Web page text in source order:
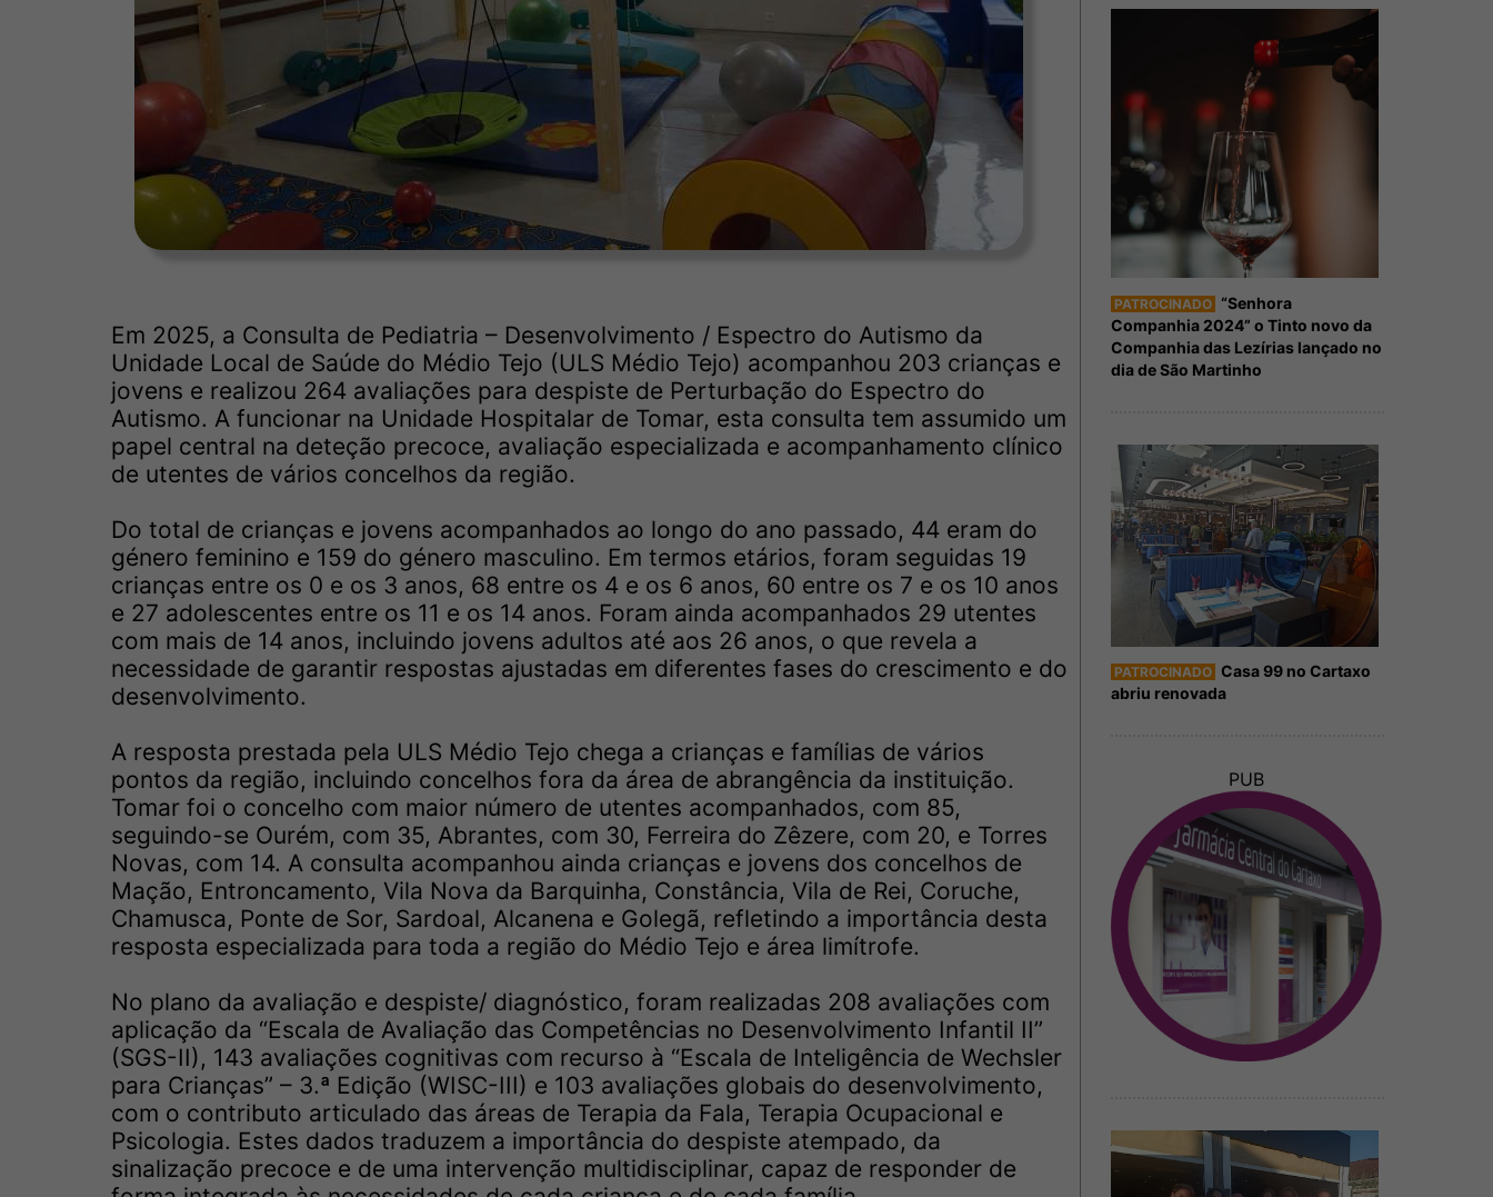
Em 2025, a Consulta de Pediatria – Desenvolvimento / Espectro do Autismo da
Unidade Local de Saúde do Médio Tejo (ULS Médio Tejo) acompanhou 203 crianças e
jovens e realizou 264 avaliações para despiste de Perturbação do Espectro do
Autismo. A funcionar na Unidade Hospitalar de Tomar, esta consulta tem assumido um
papel central na deteção precoce, avaliação especializada e acompanhamento clínico
de utentes de vários concelhos da região.
Do total de crianças e jovens acompanhados ao longo do ano passado, 44 eram do
género feminino e 159 do género masculino. Em termos etários, foram seguidas 19
crianças entre os 0 e os 3 anos, 68 entre os 4 e os 6 anos, 60 entre os 7 e os 10 anos
e 27 adolescentes entre os 11 e os 14 anos. Foram ainda acompanhados 29 utentes
com mais de 14 anos, incluindo jovens adultos até aos 26 anos, o que revela a
necessidade de garantir respostas ajustadas em diferentes fases do crescimento e do
desenvolvimento.
A resposta prestada pela ULS Médio Tejo chega a crianças e famílias de vários
pontos da região, incluindo concelhos fora da área de abrangência da instituição.
Tomar foi o concelho com maior número de utentes acompanhados, com 85,
seguindo-se Ourém, com 35, Abrantes, com 30, Ferreira do Zêzere, com 20, e Torres
Novas, com 14. A consulta acompanhou ainda crianças e jovens dos concelhos de
Mação, Entroncamento, Vila Nova da Barquinha, Constância, Vila de Rei, Coruche,
Chamusca, Ponte de Sor, Sardoal, Alcanena e Golegã, refletindo a importância desta
resposta especializada para toda a região do Médio Tejo e área limítrofe.
No plano da avaliação e despiste/ diagnóstico, foram realizadas 208 avaliações com
aplicação da “Escala de Avaliação das Competências no Desenvolvimento Infantil II”
(SGS-II), 143 avaliações cognitivas com recurso à “Escala de Inteligência de Wechsler
para Crianças” – 3.ª Edição (WISC-III) e 103 avaliações globais do desenvolvimento,
com o contributo articulado das áreas de Terapia da Fala, Terapia Ocupacional e
Psicologia. Estes dados traduzem a importância do despiste atempado, da
sinalização precoce e de uma intervenção multidisciplinar, capaz de responder de
PATROCINADO “Senhora
Companhia 2024” o Tinto novo da
Companhia das Lezírias lançado no
dia de São Martinho
PATROCINADO Casa 99 no Cartaxo
abriu renovada
PUB